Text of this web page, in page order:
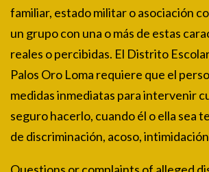
familiar, estado militar o asociación
un grupo con una o más de estas
reales o percibidas. El Distrito
Palos Oro Loma requiere que el
medidas inmediatas para intervenir
seguro hacerlo, cuando él o ella sea
de discriminación, acoso,